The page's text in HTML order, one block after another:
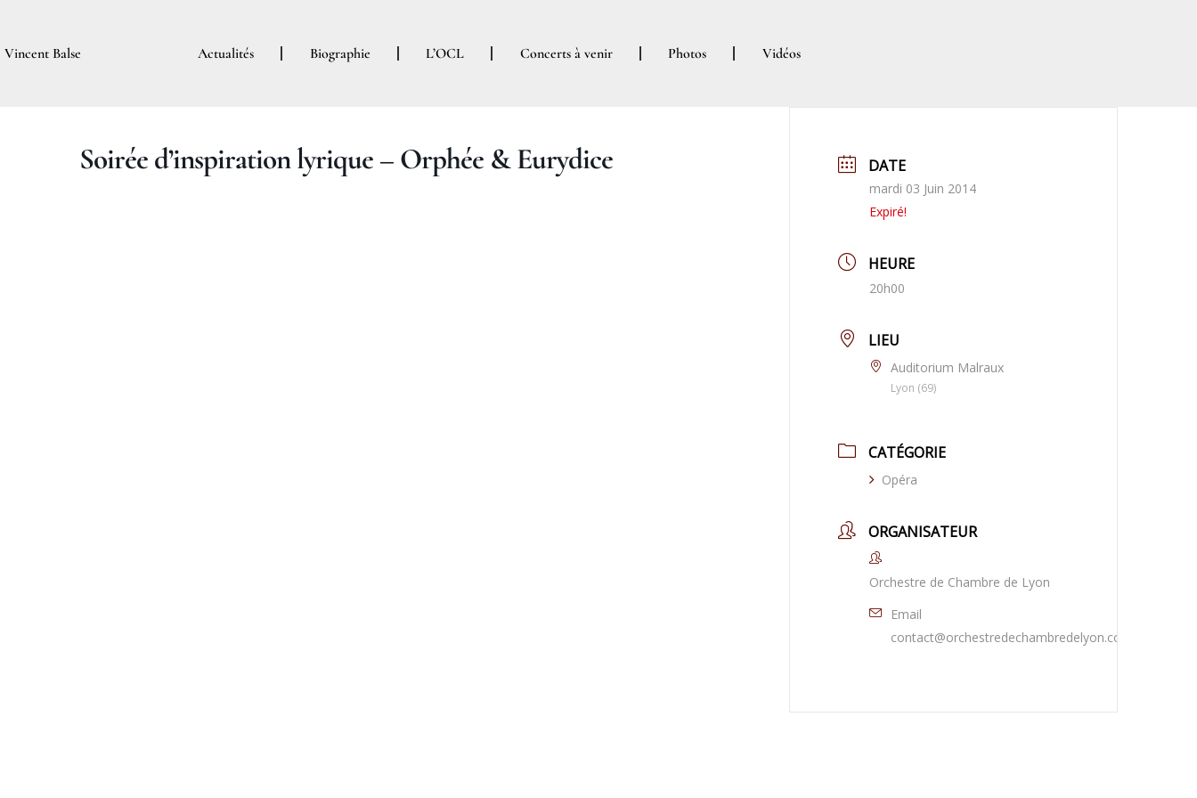
contenu
Vincent Balse Actualités Biographie L’OCL Concerts à venir Photos Vidéos
Soirée d’inspiration lyrique – Orphée & Eurydice DATE
mardi 03 Juin 2014
Expiré!
HEURE
20h00
LIEU
Auditorium Malraux
Lyon (69)
CATÉGORIE
Opéra
ORGANISATEUR
Orchestre de Chambre de Lyon
Email
contact@orchestredechambredelyon.com